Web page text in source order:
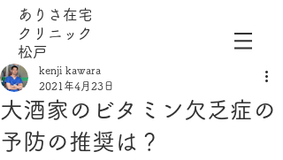
ありさ在宅
クリニック
松戸
大酒家のビタミン欠乏症の
予防の推奨は？
kenji kawara
2021年4月23日